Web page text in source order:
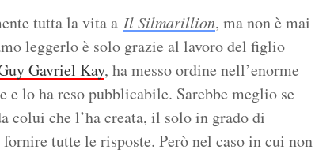
tutta la vita a Il Silmarillion, ma non è mai
leggerlo è solo grazie al lavoro del figlio
Gavriel Kay, ha messo ordine nell’enorme
lo ha reso pubblicabile. Sarebbe meglio se
colui che l’ha creata, il solo in grado di
tutte le risposte. Però nel caso in cui non